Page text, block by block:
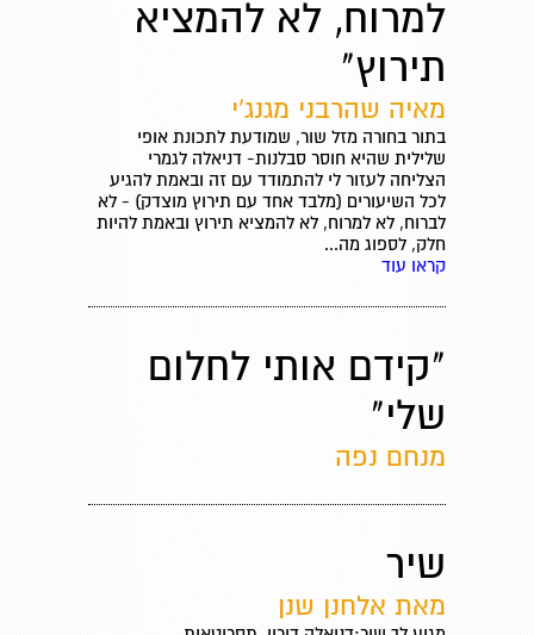
למרוח, לא להמציא
תירוץ"
מאיה שהרבני מגנג'י
בתור בחורה מזל שור, שמודעת לתכונת אופי
שלילית שהיא חוסר סבלנות- דניאלה לגמרי
הצליחה לעזור לי להתמודד עם זה ובאמת להגיע
לכל השיעורים (מלבד אחד עם תירוץ מוצדק) - לא
לברוח, לא למרוח, לא להמציא תירוץ ובאמת להיות
חלק, לספוג מה...
קראו עוד
"קידם אותי לחלום
שלי"
מנחם נפה
שיר
מאת אלחנן שנן